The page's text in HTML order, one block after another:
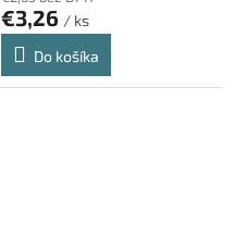
€3,26 / ks
Do košíka